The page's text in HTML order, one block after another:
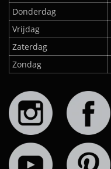
Donderdag
Vrijdag
Zaterdag
Zondag